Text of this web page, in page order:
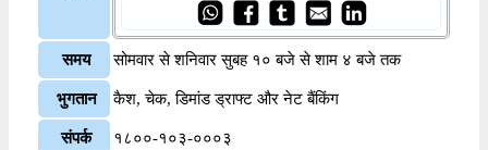
समय सोमवार से शनिवार सुबह १० बजे से शाम ४ बजे तक
भुगतान कैश, चेक, डिमांड ड्राफ्ट और नेट बैंकिंग
संपर्क १८००-१०३-०००३